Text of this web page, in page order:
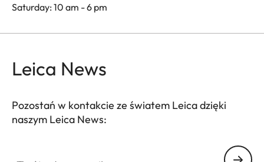
Saturday: 10 am - 6 pm
Leica News
Pozostań w kontakcie ze światem Leica dzięki
naszym Leica News: